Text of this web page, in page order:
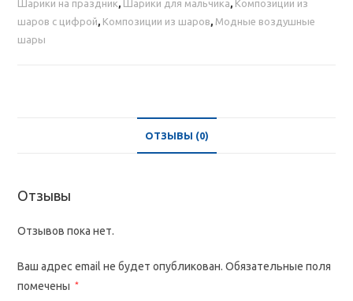
цифрой
и
Шарики на праздник, Шарики для мальчика, Композиции из
шаров с цифрой, Композиции из шаров, Модные воздушные
шары
ОТЗЫВЫ (0)
Отзывы
Отзывов пока нет.
Ваш адрес email не будет опубликован. Обязательные поля
помечены
*